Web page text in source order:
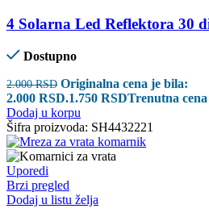
4 Solarna Led Reflektora 30
Dostupno
2.000RSD Originalna cena je bila:
2.000 RSD.1.750 RSDTrenutna
Dodaj u korpu
Šifra proizvoda: SH4432221
Uporedi
Brzi pregled
Dodaj u listu želja